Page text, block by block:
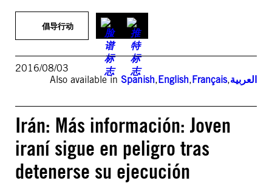
倡导行动
2016/08/03
Also available in Spanish,English,Français,العربية
Irán: Más información: Joven
iraní sigue en peligro tras
detenerse su ejecución